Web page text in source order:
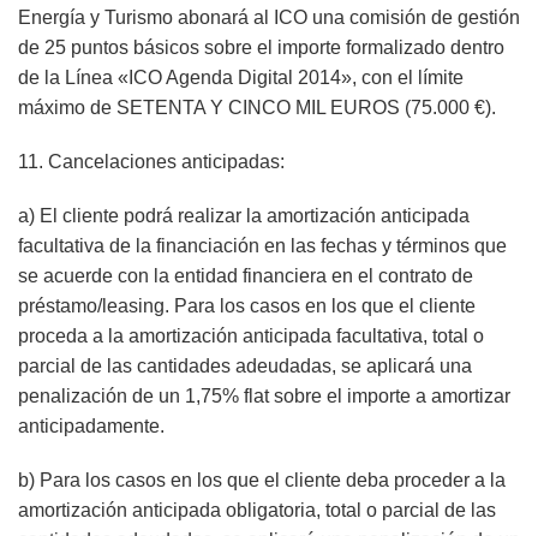
Energía y Turismo abonará al ICO una comisión de gestión
de 25 puntos básicos sobre el importe formalizado dentro
de la Línea «ICO Agenda Digital 2014», con el límite
máximo de SETENTA Y CINCO MIL EUROS (75.000 €).
11. Cancelaciones anticipadas:
a) El cliente podrá realizar la amortización anticipada
facultativa de la financiación en las fechas y términos que
se acuerde con la entidad financiera en el contrato de
préstamo/leasing. Para los casos en los que el cliente
proceda a la amortización anticipada facultativa, total o
parcial de las cantidades adeudadas, se aplicará una
penalización de un 1,75% flat sobre el importe a amortizar
anticipadamente.
b) Para los casos en los que el cliente deba proceder a la
amortización anticipada obligatoria, total o parcial de las